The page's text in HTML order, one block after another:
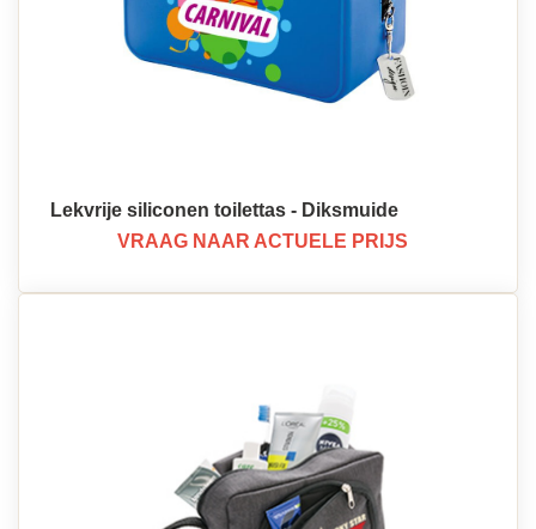
Lekvrije siliconen toilettas - Diksmuide
VRAAG NAAR ACTUELE PRIJS